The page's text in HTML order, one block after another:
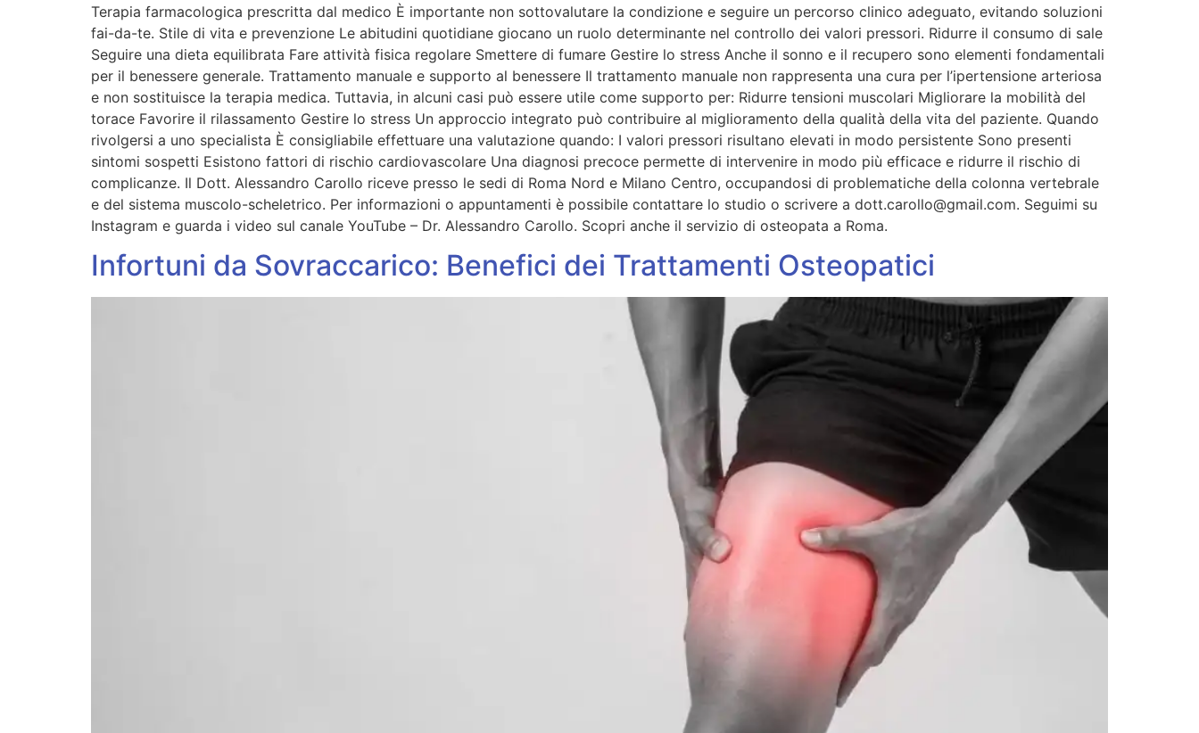
Terapia farmacologica prescritta dal medico È importante non sottovalutare la condizione e seguire un percorso clinico adeguato, evitando soluzioni
fai-da-te. Stile di vita e prevenzione Le abitudini quotidiane giocano un ruolo determinante nel controllo dei valori pressori. Ridurre il consumo di sale
Seguire una dieta equilibrata Fare attività fisica regolare Smettere di fumare Gestire lo stress Anche il sonno e il recupero sono elementi fondamentali
per il benessere generale. Trattamento manuale e supporto al benessere Il trattamento manuale non rappresenta una cura per l’ipertensione arteriosa
e non sostituisce la terapia medica. Tuttavia, in alcuni casi può essere utile come supporto per: Ridurre tensioni muscolari Migliorare la mobilità del
torace Favorire il rilassamento Gestire lo stress Un approccio integrato può contribuire al miglioramento della qualità della vita del paziente. Quando
rivolgersi a uno specialista È consigliabile effettuare una valutazione quando: I valori pressori risultano elevati in modo persistente Sono presenti
sintomi sospetti Esistono fattori di rischio cardiovascolare Una diagnosi precoce permette di intervenire in modo più efficace e ridurre il rischio di
complicanze. Il Dott. Alessandro Carollo riceve presso le sedi di Roma Nord e Milano Centro, occupandosi di problematiche della colonna vertebrale
e del sistema muscolo-scheletrico. Per informazioni o appuntamenti è possibile contattare lo studio o scrivere a dott.carollo@gmail.com. Seguimi su
Instagram e guarda i video sul canale YouTube – Dr. Alessandro Carollo. Scopri anche il servizio di osteopata a Roma.
Infortuni da Sovraccarico: Benefici dei Trattamenti Osteopatici